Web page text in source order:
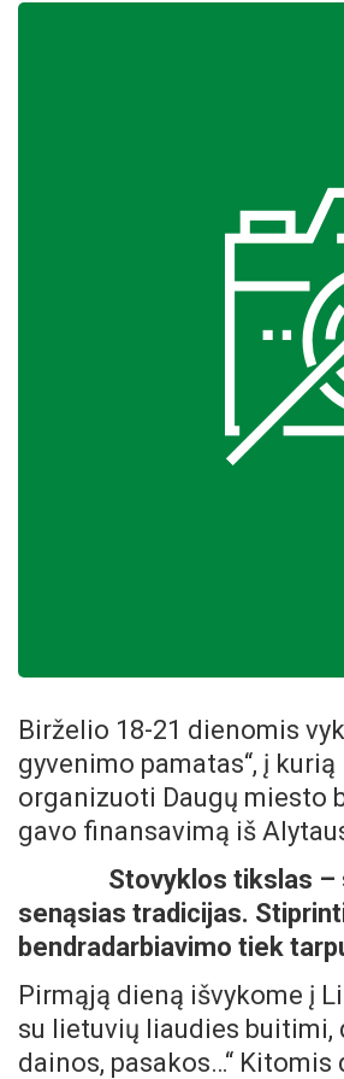
Birželio 18-21 dienomis
gyvenimo pamatas“, į
organizuoti Daugų miesto
gavo finansavimą iš
Stovyklos tikslas –
senąsias tradicijas.
bendradarbiavimo tiek
Pirmąją dieną išvykome į
su lietuvių liaudies buitimi,
dainos, pasakos…“